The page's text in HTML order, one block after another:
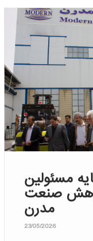
مسئولین
صنعت
مدرن
23/05/2026